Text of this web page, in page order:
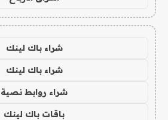
شراء باك لينك
شراء باك لينك
شراء روابط نصية
باقات باك لينك